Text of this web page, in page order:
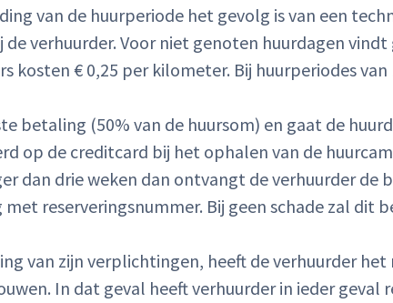
van de huurperiode het gevolg is van een
verhuurder. Voor niet genoten huurdagen
kosten € 0,25 per kilometer. Bij huurperiodes
betaling (50% van de huursom) en gaat de
op de creditcard bij het ophalen van de
dan drie weken dan ontvangt de verhuurder de
met reserveringsnummer. Bij geen schade zal dit
van zijn verplichtingen, heeft de verhuurder
In dat geval heeft verhuurder in ieder geval
Inloggen
Email
Wachtwoord Wachtwoord vergeten
INLOGGEN
Geen klant? Naar registreren